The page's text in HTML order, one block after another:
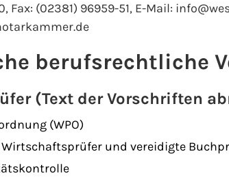
Fax: (02381) 96959-51, E-Mail:
berufsrechtliche
(Text der Vorschriften
(WPO)
und vereidigte